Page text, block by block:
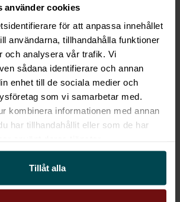
använder cookies
för att anpassa innehållet
användarna, tillhandahålla funktioner
och analysera vår trafik. Vi
sådana identifierare och annan
enhet till de sociala medier och
som vi samarbetar med.
kombinera informationen med annan
har tillhandahållit eller som de har
Tillåt alla
paketleveranser och om ett
inför stora
inom de närmaste fem
requires cookies.